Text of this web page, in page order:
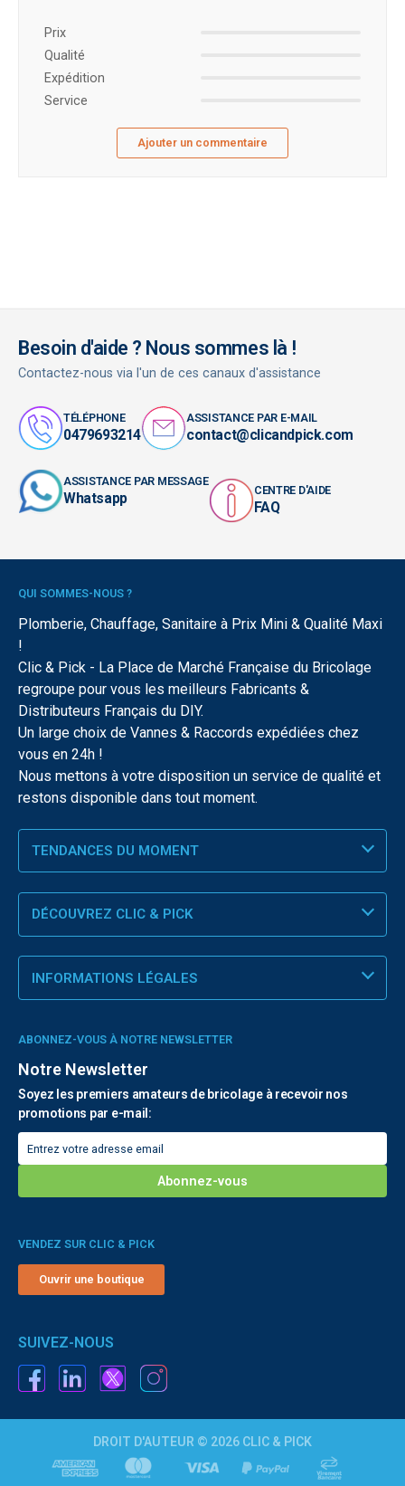
Prix ​​
Qualité
Expédition
Service
Ajouter un commentaire
Besoin d'aide ? Nous sommes là !
Contactez-nous via l'un de ces canaux d'assistance
TÉLÉPHONE
0479693214
ASSISTANCE PAR E-MAIL
contact@clicandpick.com
ASSISTANCE PAR MESSAGE
Whatsapp CENTRE D'AIDE
FAQ
QUI SOMMES-NOUS ?
Plomberie, Chauffage, Sanitaire à Prix Mini & Qualité Maxi
!
Clic & Pick - La Place de Marché Française du Bricolage
regroupe pour vous les meilleurs Fabricants &
Distributeurs Français du DIY.
Un large choix de Vannes & Raccords expédiées chez
vous en 24h !
Nous mettons à votre disposition un service de qualité et
restons disponible dans tout moment.
TENDANCES DU MOMENT
DÉCOUVREZ CLIC & PICK
INFORMATIONS LÉGALES
ABONNEZ-VOUS À NOTRE NEWSLETTER
Notre Newsletter
Soyez les premiers amateurs de bricolage à recevoir nos
promotions par e-mail:
VENDEZ SUR CLIC & PICK
Ouvrir une boutique
SUIVEZ-NOUS
DROIT D'AUTEUR © 2026 CLIC & PICK